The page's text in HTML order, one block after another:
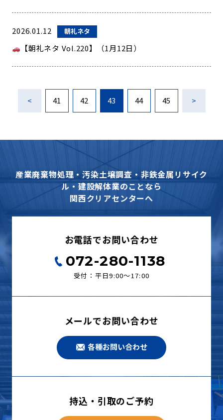
2026.01.12 朝礼ネタ
【朝礼ネタ Vol.220】（1月12日）
< 41 42 43 44 45 >
産業廃棄物処理・汚染土壌調査・非鉄金属リサイク
ル・建設解体業のことなら
関西クリアセンターへ
お電話でお問い合わせ
072-280-1138
受付：平日9:00〜17:00
メールでお問い合わせ
各種お問い合わせ
持込・引取のご予約